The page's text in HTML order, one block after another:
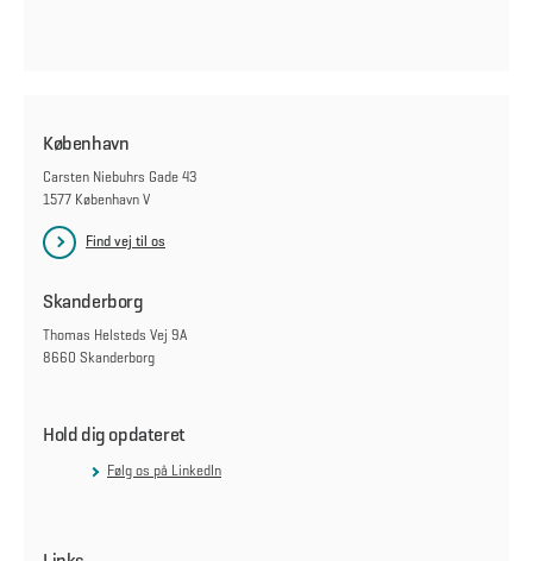
København
Carsten Niebuhrs Gade 43
1577 København V
Find vej til os
Skanderborg
Thomas Helsteds Vej 9A
8660 Skanderborg
Hold dig opdateret
Følg os på LinkedIn